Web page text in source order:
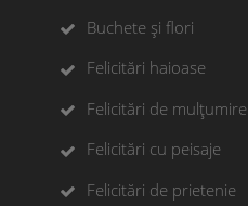
Buchete și flori
Felicitări haioase
Felicitări de mulțumire
Felicitări cu peisaje
Felicitări de prietenie